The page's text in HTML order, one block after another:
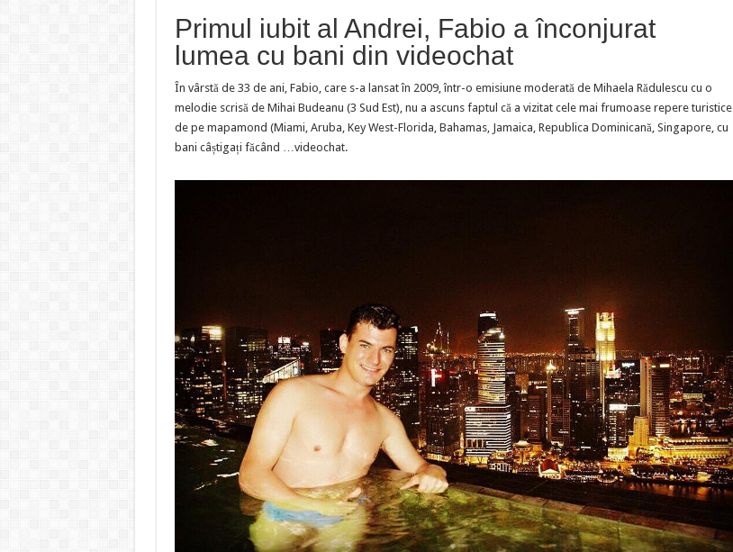
Primul iubit al Andrei, Fabio a înconjurat
lumea cu bani din videochat
În vârstă de 33 de ani, Fabio, care s-a lansat în 2009, într-o emisiune moderată de Mihaela Rădulescu cu o
melodie scrisă de Mihai Budeanu (3 Sud Est), nu a ascuns faptul că a vizitat cele mai frumoase repere turistice
de pe mapamond (Miami, Aruba, Key West-Florida, Bahamas, Jamaica, Republica Dominicană, Singapore, cu
bani câștigați făcând …videochat.